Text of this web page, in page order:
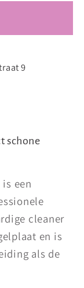
9
schone
is een
cleaner
en is
als de